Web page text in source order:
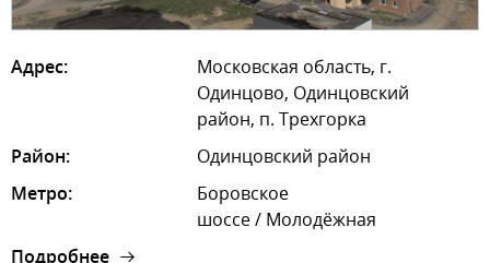
Адрес:
Московская область, г.
Одинцово, Одинцовский
район, п. Трехгорка
Район:
Одинцовский район
Метро:
Боровское
шоссе / Молодёжная
Подробнее